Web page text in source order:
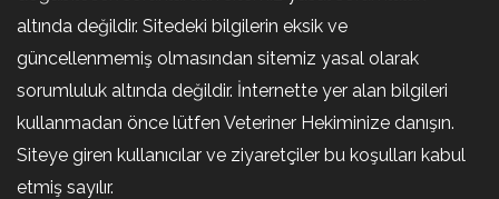
altında değildir. Sitedeki bilgilerin eksik ve
güncellenmemiş olmasından sitemiz yasal olarak
sorumluluk altında değildir. İnternette yer alan bilgileri
kullanmadan önce lütfen Veteriner Hekiminize danışın.
Siteye giren kullanıcılar ve ziyaretçiler bu koşulları kabul
etmiş sayılır.